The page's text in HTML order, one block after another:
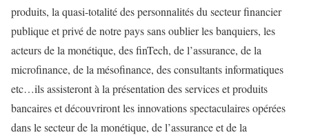
produits, la quasi-totalité des personnalités du secteur financier
publique et privé de notre pays sans oublier les banquiers, les
acteurs de la monétique, des finTech, de l’assurance, de la
microfinance, de la mésofinance, des consultants informatiques
etc…ils assisteront à la présentation des services et produits
bancaires et découvriront les innovations spectaculaires opérées
dans le secteur de la monétique, de l’assurance et de la